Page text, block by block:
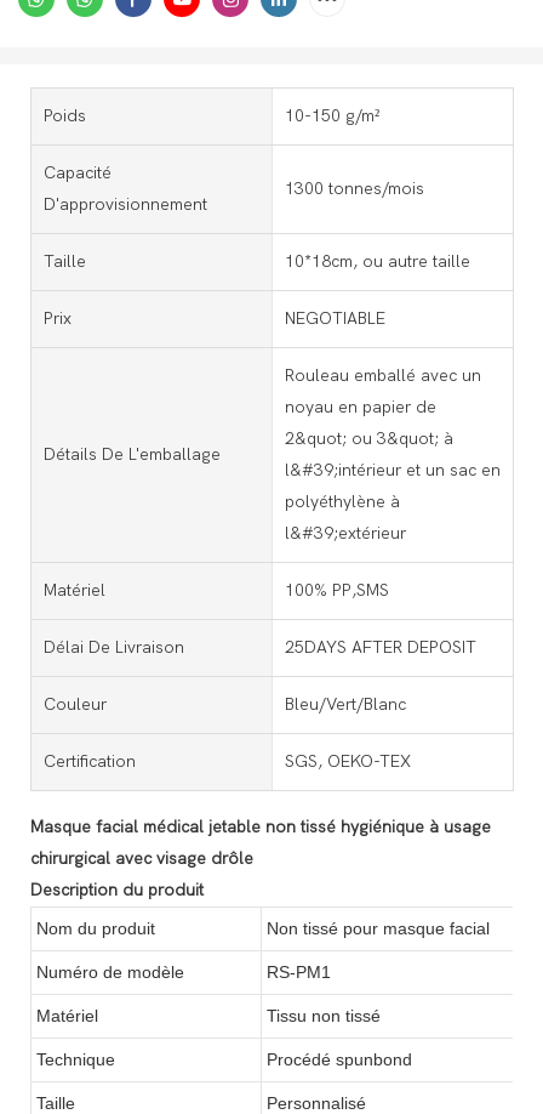
Poids 10-150 g/m²
Capacité
D'approvisionnement
1300 tonnes/mois
Taille 10*18cm, ou autre taille
Prix NEGOTIABLE
Détails De L'emballage
Rouleau emballé avec un
noyau en papier de
2&quot; ou 3&quot; à
l&#39;intérieur et un sac en
polyéthylène à
l&#39;extérieur
Matériel 100% PP,SMS
Délai De Livraison 25DAYS AFTER DEPOSIT
Couleur Bleu/Vert/Blanc
Certification SGS, OEKO-TEX
Masque facial médical jetable non tissé hygiénique à usage
chirurgical avec visage drôle
Description du produit
Nom du produit Non tissé pour masque facial
Numéro de modèle RS-PM1
Matériel Tissu non tissé
Technique Procédé spunbond
Taille Personnalisé